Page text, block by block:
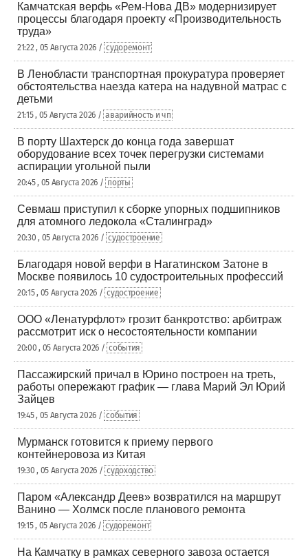
Камчатская верфь «Рем-Нова ДВ» модернизирует
процессы благодаря проекту «Производительность
труда»
21:22 , 05 Августа 2026 / судоремонт
В Ленобласти транспортная прокуратура проверяет
обстоятельства наезда катера на надувной матрас с
детьми
21:15 , 05 Августа 2026 / аварийность и чп
В порту Шахтерск до конца года завершат
оборудование всех точек перегрузки системами
аспирации угольной пыли
20:45 , 05 Августа 2026 / порты
Севмаш приступил к сборке упорных подшипников
для атомного ледокола «Сталинград»
20:30 , 05 Августа 2026 / судостроение
Благодаря новой верфи в Нагатинском Затоне в
Москве появилось 10 судостроительных профессий
20:15 , 05 Августа 2026 / судостроение
ООО «Ленатурфлот» грозит банкротство: арбитраж
рассмотрит иск о несостоятельности компании
20:00 , 05 Августа 2026 / события
Пассажирский причал в Юрино построен на треть,
работы опережают график — глава Марий Эл Юрий
Зайцев
19:45 , 05 Августа 2026 / события
Мурманск готовится к приему первого
контейнеровоза из Китая
19:30 , 05 Августа 2026 / судоходство
Паром «Александр Деев» возвратился на маршрут
Ванино — Холмск после планового ремонта
19:15 , 05 Августа 2026 / судоремонт
На Камчатку в рамках северного завоза остается